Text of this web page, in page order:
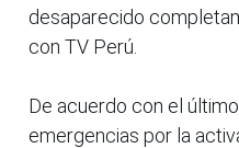
desaparecido
con TV Perú.
De acuerdo con el
emergencias por la